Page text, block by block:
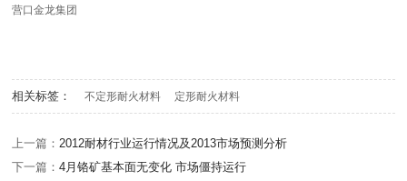
营口金龙集团
相关标签： 不定形耐火材料 定形耐火材料
上一篇：2012耐材行业运行情况及2013市场预测分析
下一篇：4月铬矿基本面无变化 市场僵持运行